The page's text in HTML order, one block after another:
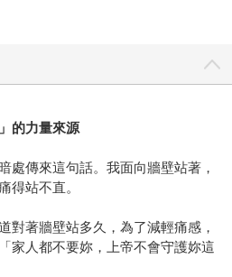
的力量來源
處傳來這句話。我面向牆壁站著，
得站不直。
對著牆壁站多久，為了減輕痛感，
家人都不要妳，上帝不會守護妳這